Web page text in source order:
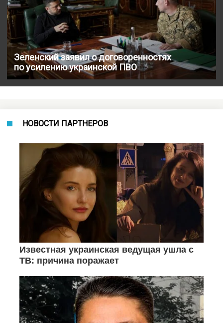
Зеленский заявил о договоренностях
по усилению украинской ПВО
НОВОСТИ ПАРТНЕРОВ